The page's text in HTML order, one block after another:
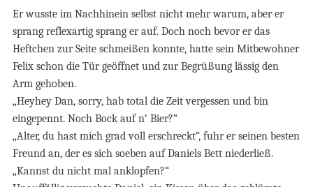
Er wusste im Nachhinein selbst nicht mehr warum, aber er
sprang reflexartig sprang er auf. Doch noch bevor er das
Heftchen zur Seite schmeißen konnte, hatte sein Mitbewohner
Felix schon die Tür geöffnet und zur Begrüßung lässig den
Arm gehoben.
„Heyhey Dan, sorry, hab total die Zeit vergessen und bin
eingepennt. Noch Bock auf n‘ Bier?“
„Alter, du hast mich grad voll erschreckt“, fuhr er seinen besten
Freund an, der es sich soeben auf Daniels Bett niederließ.
„Kannst du nicht mal anklopfen?“